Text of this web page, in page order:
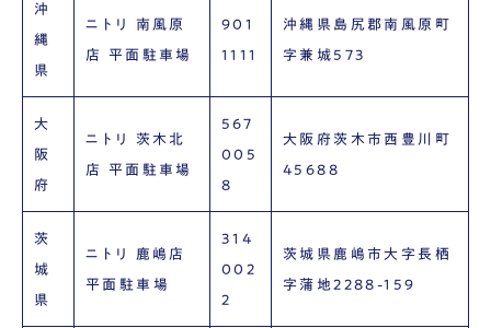
沖
縄
県
ニトリ 南風原
店 平面駐車場
901
1111
沖縄県島尻郡南風原町
字兼城573
大
阪
府
ニトリ 茨木北
店 平面駐車場
567
005
8
大阪府茨木市西豊川町
45688
茨
城
県
ニトリ 鹿嶋店
平面駐車場
314
002
2
茨城県鹿嶋市大字長栖
字蒲地2288-159